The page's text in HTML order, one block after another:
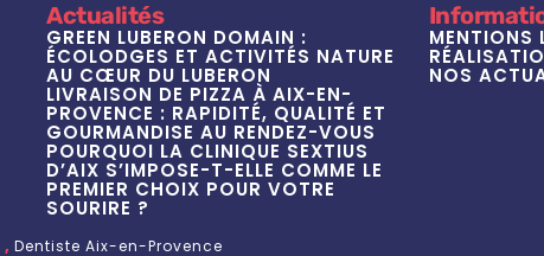
Actualités
GREEN LUBERON DOMAIN :
ÉCOLODGES ET ACTIVITÉS NATURE
AU CŒUR DU LUBERON
LIVRAISON DE PIZZA À AIX-EN-
PROVENCE : RAPIDITÉ, QUALITÉ ET
GOURMANDISE AU RENDEZ-VOUS
POURQUOI LA CLINIQUE SEXTIUS
D’AIX S’IMPOSE-T-ELLE COMME LE
PREMIER CHOIX POUR VOTRE
SOURIRE ?
MENTIONS
NOS
, Dentiste Aix-en-Provence